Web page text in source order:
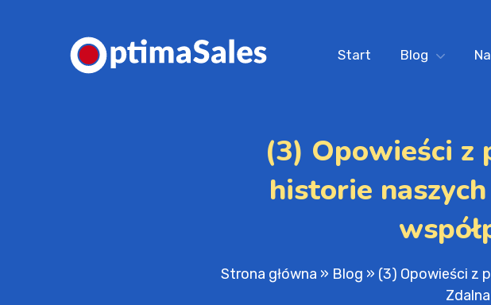
Start Blog
(3) Opowieści z
historie
Strona główna » Blog » (3) Opowieści z